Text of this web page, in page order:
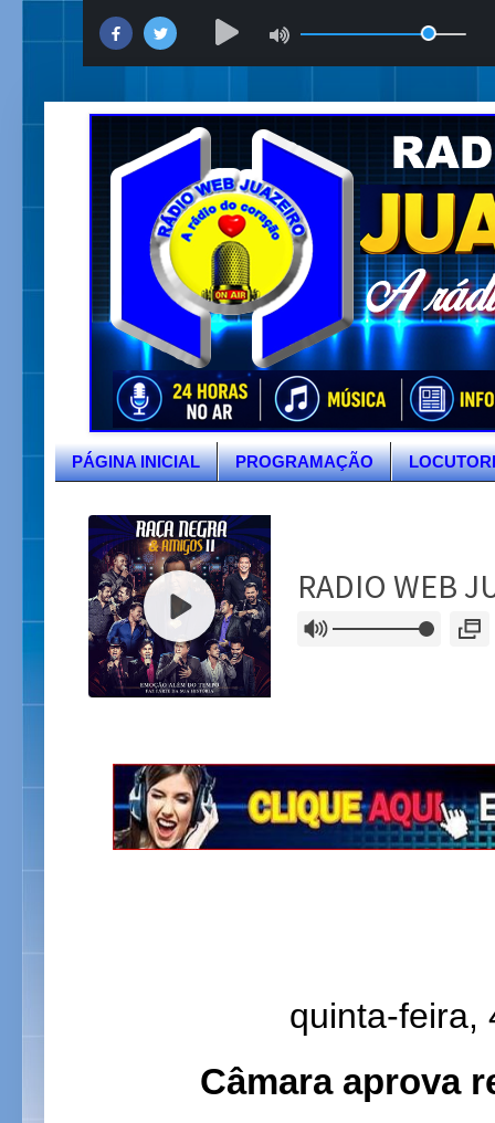
PÁGINA INICIAL PROGRAMAÇÃO
quinta-feira,
Câmara aprova